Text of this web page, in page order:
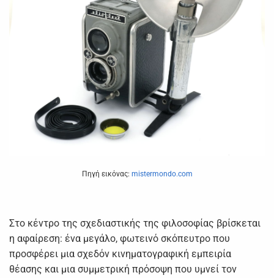
Πηγή εικόνας: mistermondo.com
Στο κέντρο της σχεδιαστικής της φιλοσοφίας βρίσκεται
η αφαίρεση: ένα μεγάλο, φωτεινό σκόπευτρο που
προσφέρει μια σχεδόν κινηματογραφική εμπειρία
θέασης και μια συμμετρική πρόσοψη που υμνεί τον